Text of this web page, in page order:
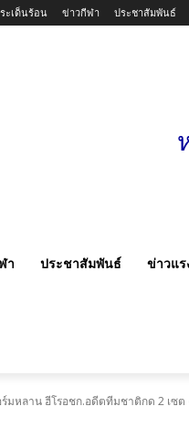
ะเด็นร้อน ข่าวกีฬา ประชาสัมพันธ์
า ประชาสัมพันธ์ ข่าวแร
มหลาน ฮีโรอชก.อดีตทีมชาติกด 2 เซ